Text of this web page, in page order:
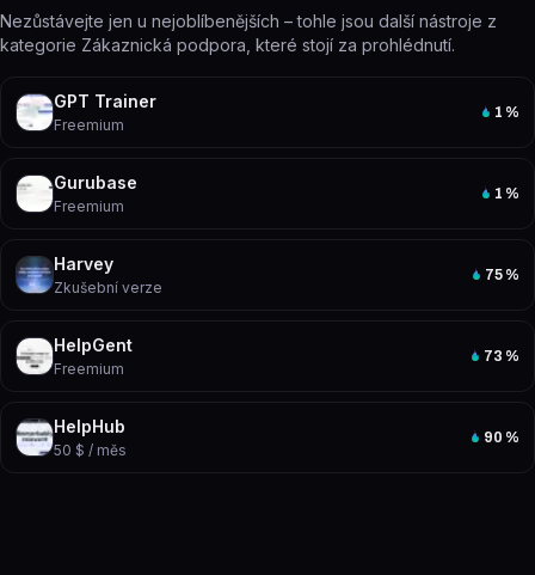
Nezůstávejte jen u nejoblíbenějších – tohle jsou další nástroje z
kategorie Zákaznická podpora, které stojí za prohlédnutí.
GPT Trainer
Freemium
1 %
Gurubase
Freemium
1 %
Harvey
Zkušební verze
75 %
HelpGent
Freemium
73 %
HelpHub
50 $ / měs
90 %